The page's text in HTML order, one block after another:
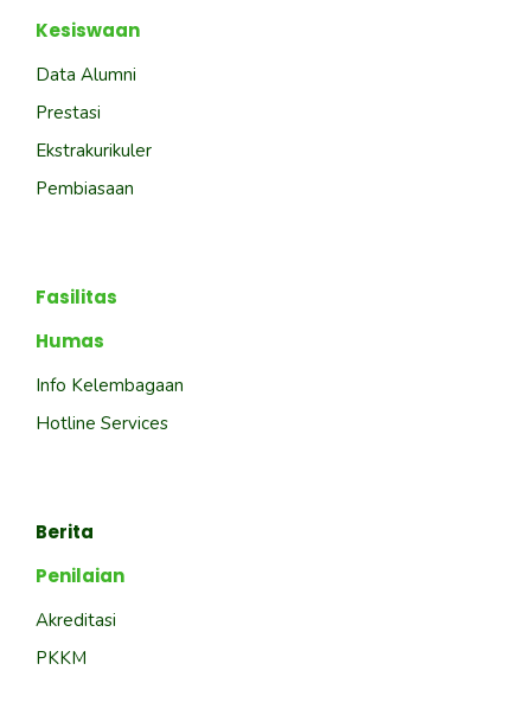
Kesiswaan
Data Alumni
Prestasi
Ekstrakurikuler
Pembiasaan
Fasilitas
Humas
Info Kelembagaan
Hotline Services
Berita
Penilaian
Akreditasi
PKKM